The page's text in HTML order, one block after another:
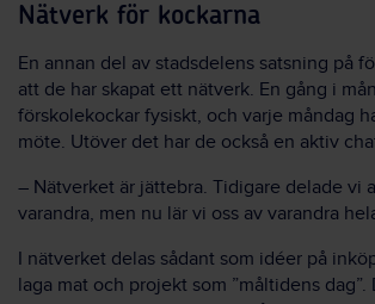
Nätverk för kockarna
En annan del av stadsdelens satsning på
att de har skapat ett nätverk. En gång i
förskolekockar fysiskt, och varje måndag
möte. Utöver det har de också en aktiv
– Nätverket är jättebra. Tidigare delade vi
varandra, men nu lär vi oss av varandra
I nätverket delas sådant som idéer på
laga mat och projekt som ”måltidens dag”.